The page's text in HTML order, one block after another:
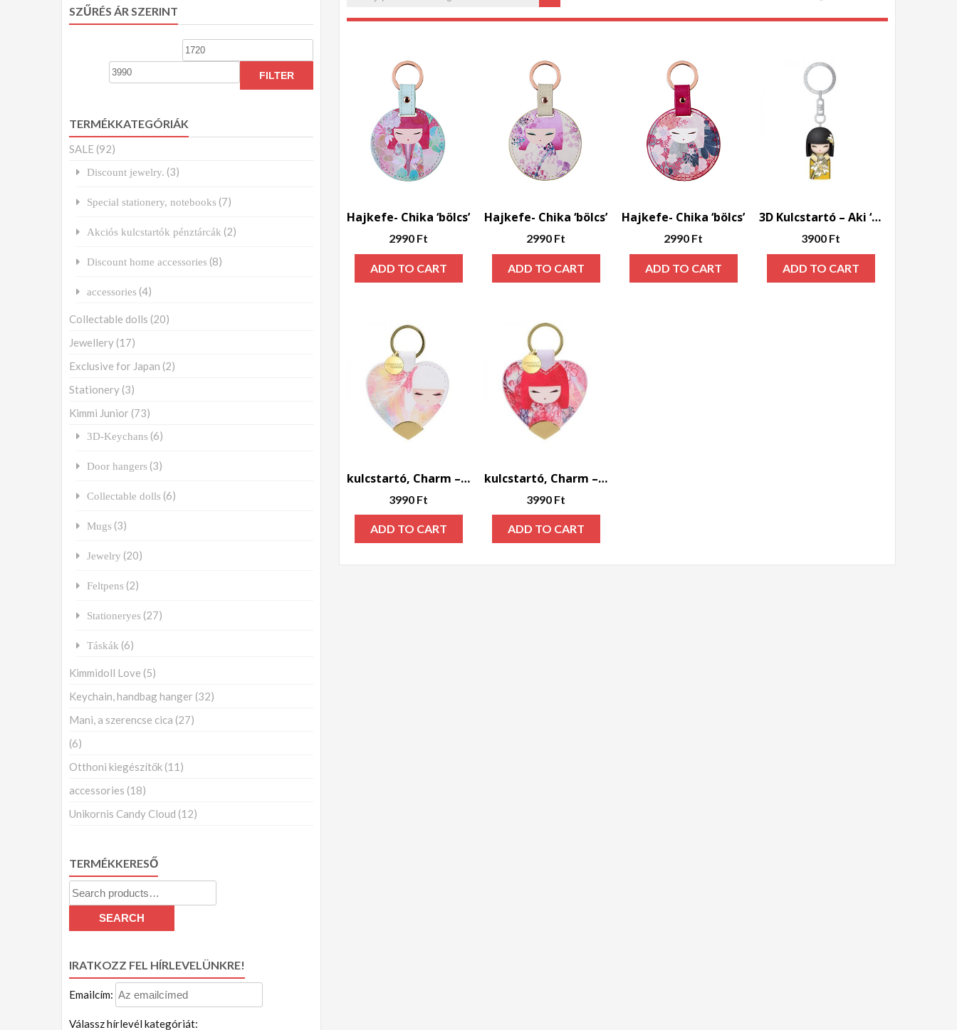
Hajkefe- Chika ‘bölcs’
2990 Ft
ADD TO CART
Hajkefe- Chika ‘bölcs’
2990 Ft
ADD TO CART
Hajkefe- Chika ‘bölcs’
2990 Ft
ADD TO CART
3D Kulcstartó – Aki ‘megértő”
3900 Ft
ADD TO CART
kulcstartó, Charm – Mizuyo
3990 Ft
ADD TO CART
kulcstartó, Charm – Yuka
3990 Ft
ADD TO CART
SZŰRÉS ÁR SZERINT
Min
FILTER
TERMÉKKATEGÓRIÁK
SALE (92)
Discount jewelry. (3)
Special stationery, notebooks (7)
Akciós kulcstartók pénztárcák (2)
Discount home accessories (8)
accessories (4)
Collectable dolls (20)
Jewellery (17)
Exclusive for Japan (2)
Stationery (3)
Kimmi Junior (73)
3D-Keychans (6)
Door hangers (3)
Collectable dolls (6)
Mugs (3)
Jewelry (20)
Feltpens (2)
Stationeryes (27)
Táskák (6)
Kimmidoll Love (5)
Keychain, handbag hanger (32)
Mani, a szerencse cica (27)
(6)
Otthoni kiegészítők (11)
accessories (18)
Unikornis Candy Cloud (12)
TERMÉKKERESŐ
Search
for:
SEARCH
IRATKOZZ FEL HÍRLEVELÜNKRE!
Emailcím:
Válassz hírlevél kategóriát: